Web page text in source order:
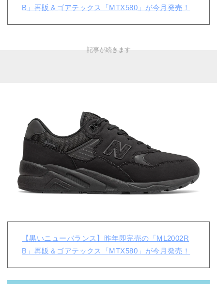
B」再販＆ゴアテックス「MTX580」が今月発売！
【黒いニューバランス】昨年即完売の「ML2002R
B」再販＆ゴアテックス「MTX580」が今月発売！